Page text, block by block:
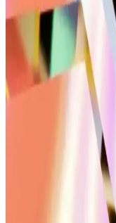
Spor Çanta
Seçeneklerin
Büyük ve orta boy spor
seçim ipuçlarıyla,
yardımcı oluyoruz.
U.S. Polo Assn.
Konfor Sunan
U.S. Polo Assn. Jojo
ve ergonomik
sağlar, çeşitli tarzlara
Erkek Günlük
Edilen Ayakkabı